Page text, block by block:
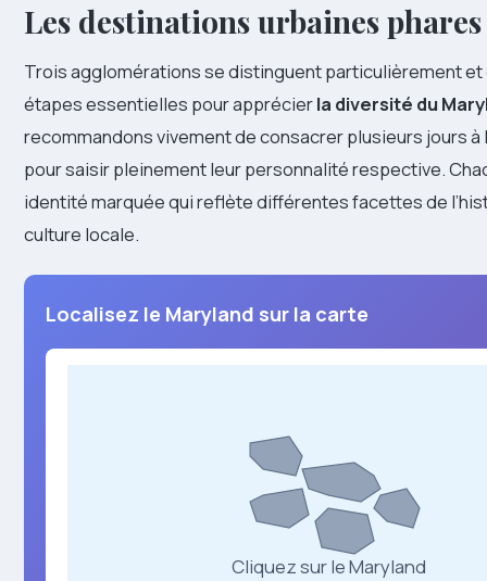
Les destinations urbaines phares
Trois agglomérations se distinguent particulièrement
étapes essentielles pour apprécierla diversité du
recommandons vivement de consacrer plusieurs jours
pour saisir pleinement leur personnalité respective.
identité marquée qui reflète différentes facettes de
culture locale.
Localisez le Maryland sur la carte
Cliquez sur le Maryland